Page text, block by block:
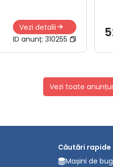
Vezi detalii
ID anunț: 310255
Vezi toate
Căutări rapide
Mașini de